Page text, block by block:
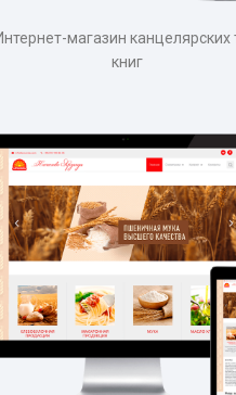
магазин канцелярских
книг